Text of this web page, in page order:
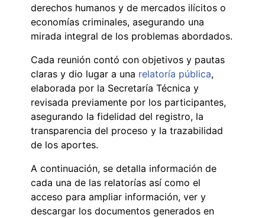
derechos humanos y de mercados ilícitos o
economías criminales, asegurando una
mirada integral de los problemas abordados.
Cada reunión contó con objetivos y pautas
claras y dio lugar a una relatoría pública,
elaborada por la Secretaría Técnica y
revisada previamente por los participantes,
asegurando la fidelidad del registro, la
transparencia del proceso y la trazabilidad
de los aportes.
A continuación, se detalla información de
cada una de las relatorías así como el
acceso para ampliar información, ver y
descargar los documentos generados en